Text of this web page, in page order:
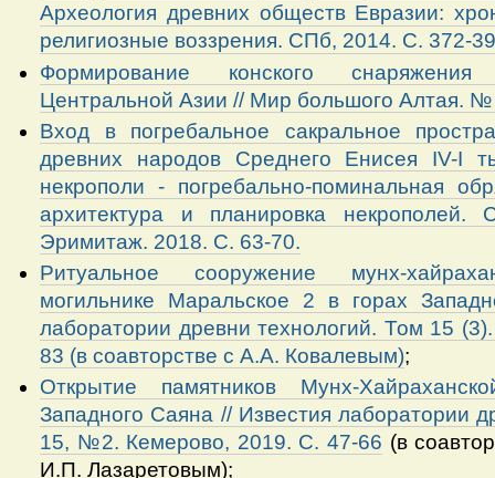
Археология древних обществ Евразии:
религиозные воззрения. СПб, 2014. С. 372-
Формирование конского
Центральной Азии // Мир большого Алтая.
Вход в погребальное сакральное
древних народов Среднего Енисея IV-I
некрополи - погребально-поминальная
архитектура и планировка
Эримитаж. 2018. С. 63-70.
Ритуальное сооружение мунх-
могильнике Маральское 2 в горах
лаборатории древни технологий. Том 15
83 (в соавторстве с А.А. Ковалевым);
Открытие памятников Мунх-
Западного Саяна // Известия лаборатории
15, №2. Кемерово, 2019. С. 47-66 (в
И.П. Лазаретовым);